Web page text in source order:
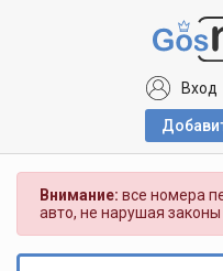
Вход
Внимание: все номера
авто, не нарушая